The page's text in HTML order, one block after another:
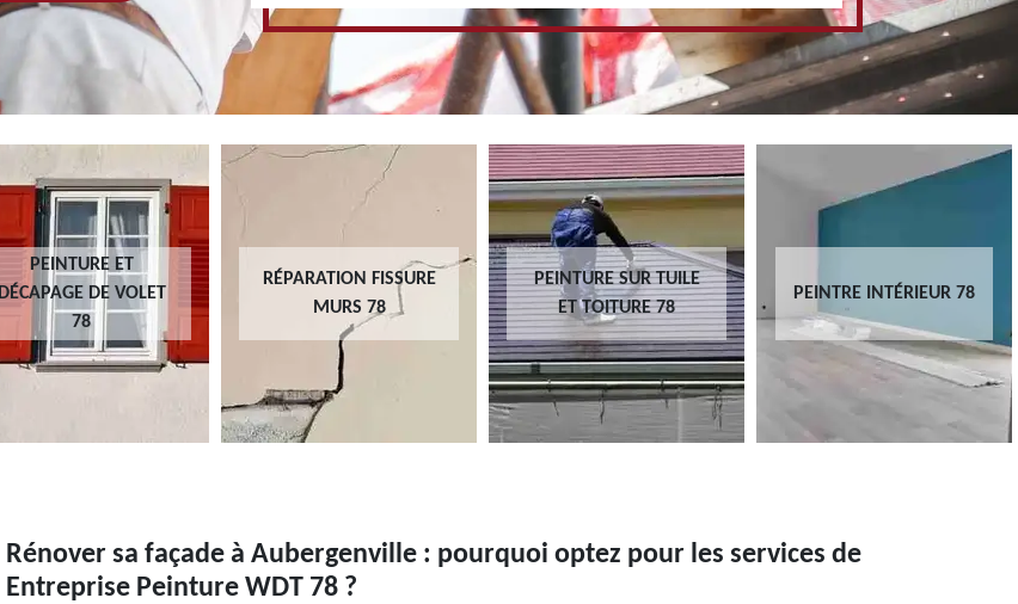
PEINTURE ET
DÉCAPAGE DE VOLET
78
RÉPARATION FISSURE
MURS 78
PEINTURE SUR TUILE
ET TOITURE 78
PEINTRE INTÉRIEUR 78
Rénover sa façade à Aubergenville : pourquoi optez pour les services de
Entreprise Peinture WDT 78 ?